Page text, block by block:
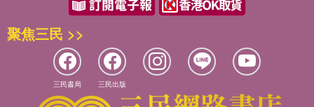
聚焦三民 >>
三民書局 三民出版